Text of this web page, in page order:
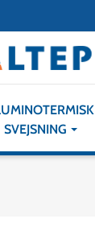
SVEJSNING